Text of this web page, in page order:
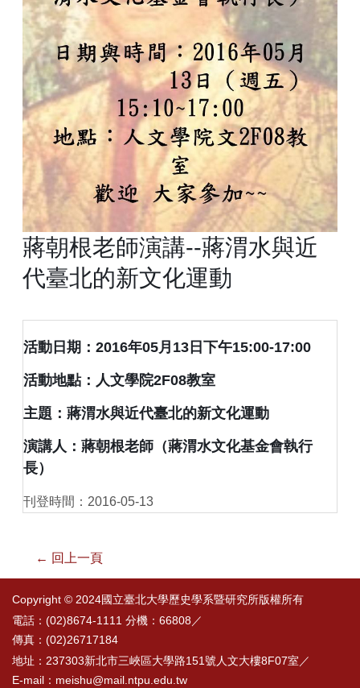
蔣朝根老師演講--蔣渭水與近
代臺北的新文化運動
活動日期：2016年05月13日下午15:00-17:00
活動地點：人文學院2F08教室
主題：蔣渭水與近代臺北的新文化運動
演講人：蔣朝根老師（蔣渭水文化基金會執行
長）
刊登時間：2016-05-13
← 回上一頁
Copyright © 2024國立臺北大學歷史學系暨研究所版權所有
電話：(02)8674-1111 分機：66808／
傳真：(02)26717184
地址：237303新北市三峽區大學路151號人文大樓8F07室／
E-mail：meishu@mail.ntpu.edu.tw